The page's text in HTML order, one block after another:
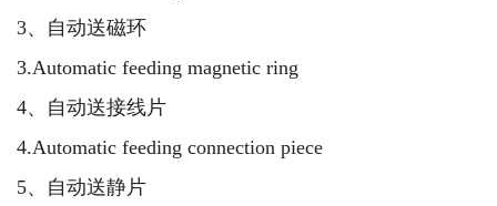
3、自动送磁环
3.Automatic feeding magnetic ring
4、自动送接线片
4.Automatic feeding connection piece
5、自动送静片